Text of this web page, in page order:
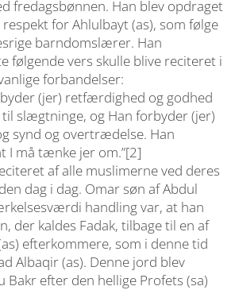
fredagsbønnen. Han blev opdraget
for Ahlulbayt (as), som følge
barndomslærer. Han
følgende vers skulle blive reciteret i
forbandelser:
(jer) retfærdighed og godhed
slægtninge, og Han forbyder (jer)
synd og overtrædelse. Han
I må tænke jer om.”[2]
af alle muslimerne ved deres
dag i dag. Omar søn af Abdul
handling var, at han
der kaldes Fadak, tilbage til en af
efterkommere, som i denne tid
Albaqir (as). Denne jord blev
efter den hellige Profets (sa)